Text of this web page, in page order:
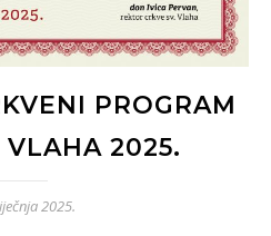
PROGRAM
VLAHA 2025.
2025.